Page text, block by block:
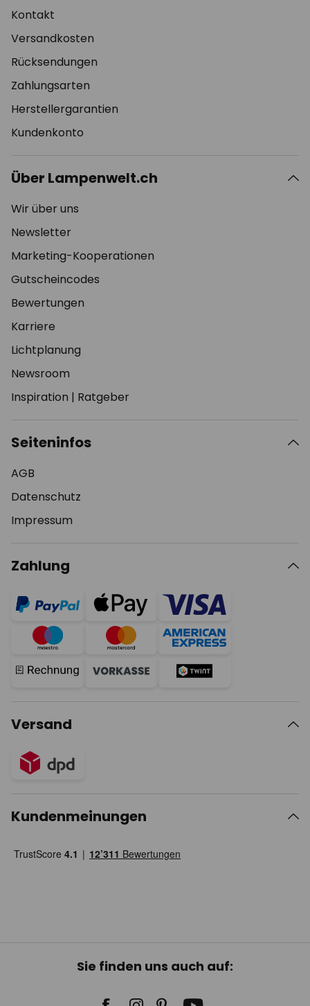
Kontakt
Versandkosten
Rücksendungen
Zahlungsarten
Herstellergarantien
Kundenkonto
Über Lampenwelt.ch
Wir über uns
Newsletter
Marketing-Kooperationen
Gutscheincodes
Bewertungen
Karriere
Lichtplanung
Newsroom
Inspiration | Ratgeber
Seiteninfos
AGB
Datenschutz
Impressum
Zahlung
Versand
Kundenmeinungen
Sie finden uns auch auf: